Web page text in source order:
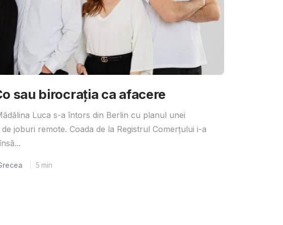
sau birocrația ca afacere
Luca s-a întors din Berlin cu planul unei
joburi remote. Coada de la Registrul Comerțului i-a
5 min